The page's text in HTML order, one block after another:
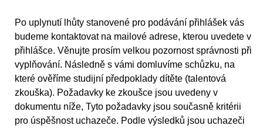
Po uplynutí lhůty stanovené pro podávání přihlášek vás
budeme kontaktovat na mailové adrese, kterou uvedete v
přihlášce. Věnujte prosím velkou pozornost správnosti při
vyplňování. Následně s vámi domluvíme schůzku, na
které ověříme studijní předpoklady dítěte (talentová
zkouška). Požadavky ke zkoušce jsou uvedeny v
dokumentu níže, Tyto požadavky jsou současně kritérii
pro úspěšnost uchazeče. Podle výsledků jsou uchazeči